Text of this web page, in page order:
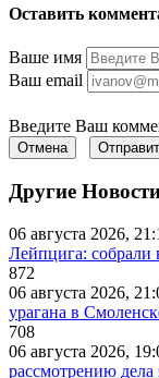
Оставить
Ваше имя
Ваш email
Введите Ваш
Отмена
Другие
06 августа 2026,
Лейпцига: собрали
872
06 августа 2026,
урагана в
708
06 августа 2026,
рассмотрению